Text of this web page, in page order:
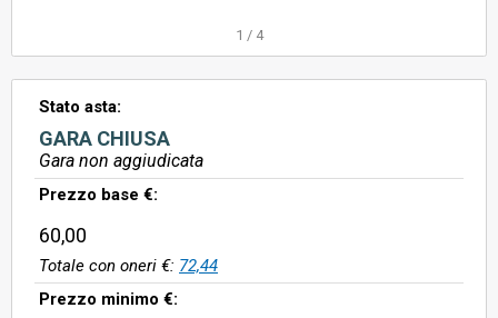
1 / 4
Stato asta:
GARA CHIUSA
Gara non aggiudicata
Prezzo base €:
60,00
Totale con oneri €: 72,44
Prezzo minimo €: